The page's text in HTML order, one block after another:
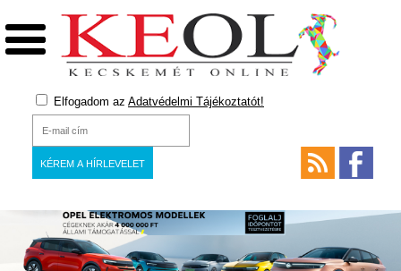
Elfogadom az Adatvédelmi Tájékoztatót!